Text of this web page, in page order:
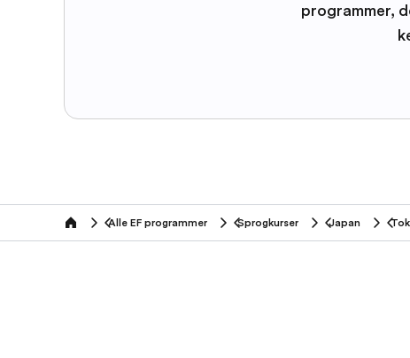
programmer,
home Alle EF programmer Sprogkurser Japan